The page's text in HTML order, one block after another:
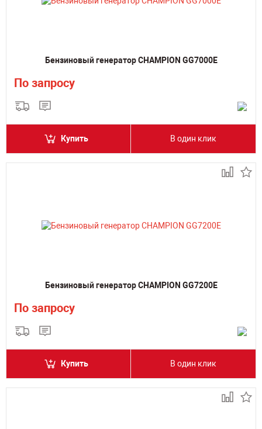
Бензиновый генератор CHAMPION GG7000E
По запросу
Купить В один клик
Бензиновый генератор CHAMPION GG7200E
По запросу
Купить В один клик